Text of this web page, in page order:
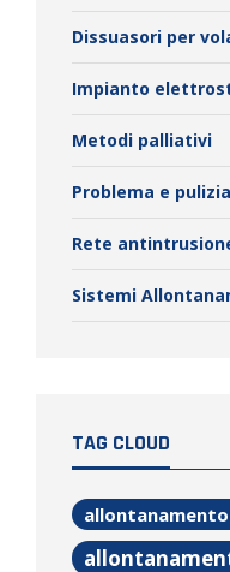
Dissuasori per
Impianto
Metodi palliativi
Problema e
Rete
Sistemi
TAG CLOUD